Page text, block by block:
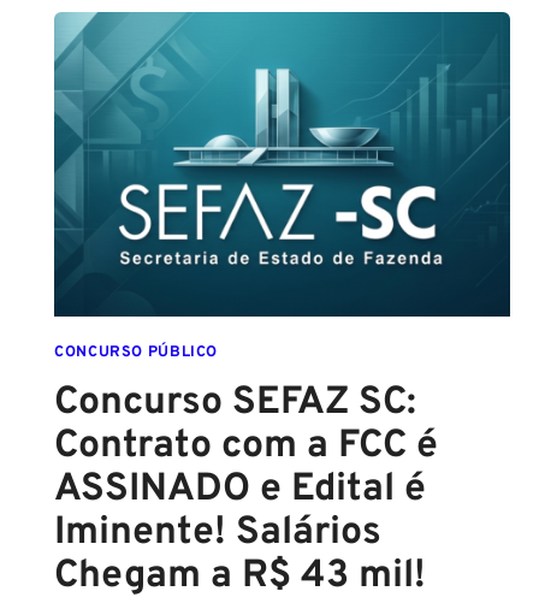
SALVADOR
(GCM
SALVADOR):
CONFIRMADO
PARA
SETEMBRO!
CONCURSO PÚBLICO
Concurso SEFAZ SC:
Contrato com a FCC é
ASSINADO e Edital é
Iminente! Salários
Chegam a R$ 43 mil!